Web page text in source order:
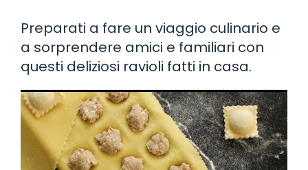
Preparati a fare un viaggio culinario e
a sorprendere amici e familiari con
questi deliziosi ravioli fatti in casa.